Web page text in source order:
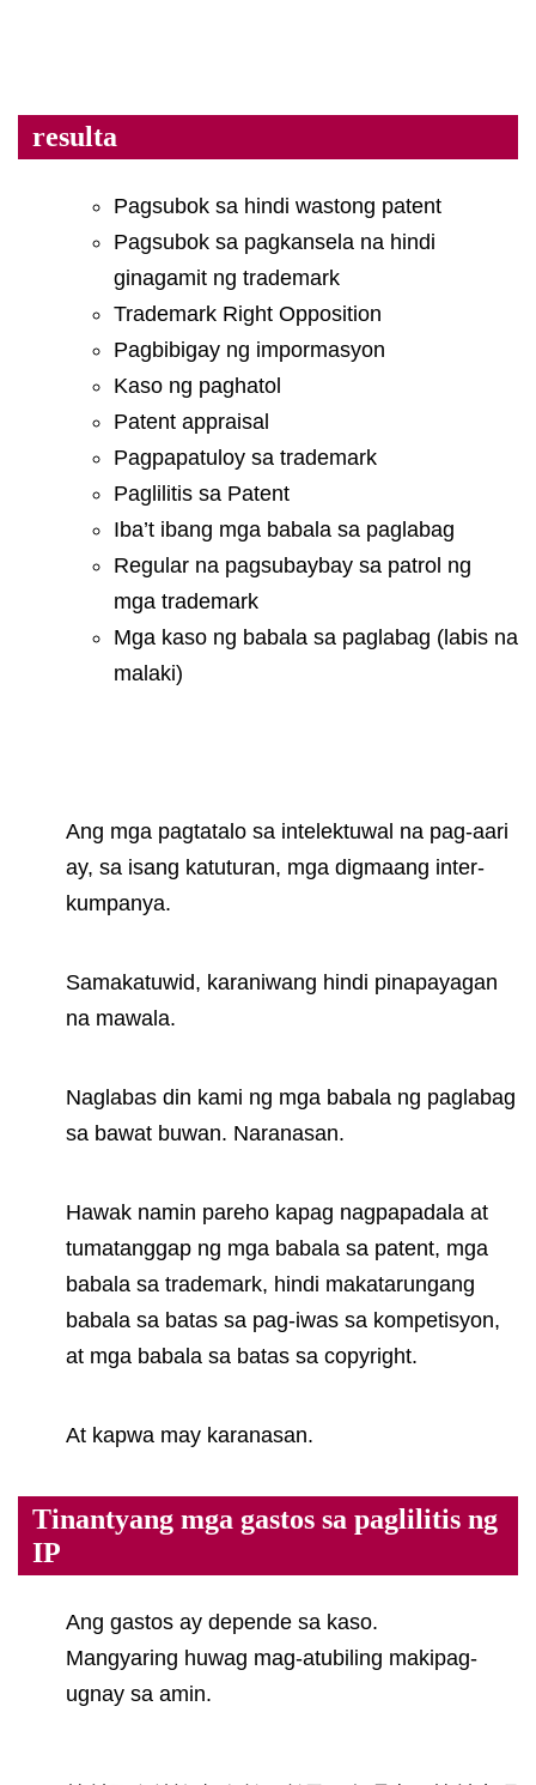
resulta
Pagsubok sa hindi wastong patent
Pagsubok sa pagkansela na hindi
ginagamit ng trademark
Trademark Right Opposition
Pagbibigay ng impormasyon
Kaso ng paghatol
Patent appraisal
Pagpapatuloy sa trademark
Paglilitis sa Patent
Iba’t ibang mga babala sa paglabag
Regular na pagsubaybay sa patrol ng
mga trademark
Mga kaso ng babala sa paglabag (labis na
malaki)
Ang mga pagtatalo sa intelektuwal na pag-aari
ay, sa isang katuturan, mga digmaang inter-
kumpanya.
Samakatuwid, karaniwang hindi pinapayagan
na mawala.
Naglabas din kami ng mga babala ng paglabag
sa bawat buwan. Naranasan.
Hawak namin pareho kapag nagpapadala at
tumatanggap ng mga babala sa patent, mga
babala sa trademark, hindi makatarungang
babala sa batas sa pag-iwas sa kompetisyon,
at mga babala sa batas sa copyright.
At kapwa may karanasan.
Tinantyang mga gastos sa paglilitis ng
IP
Ang gastos ay depende sa kaso.
Mangyaring huwag mag-atubiling makipag-
ugnay sa amin.